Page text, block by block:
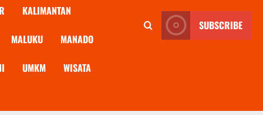
KALIMANTAN
MALUKU MANADO
UMKM WISATA
SUBSCRIBE